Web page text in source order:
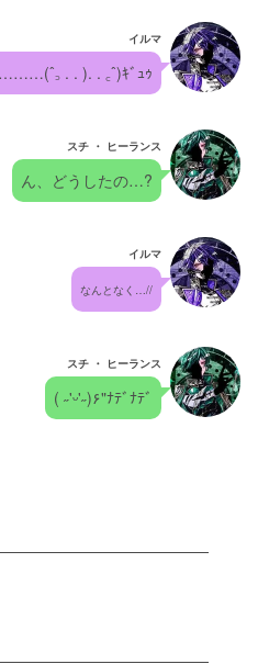
イルマ
………(ˆ꜆ . . ). . ꜀ˆ)ｷﾞｭｩ
スチ ・ ヒーランス
ん、どうしたの…?
イルマ
なんとなく…//
スチ ・ ヒーランス
( ˶'ᵕ'˶)۶"ﾅﾃﾞﾅﾃﾞ